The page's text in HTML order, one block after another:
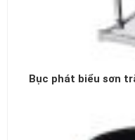
Bục phát biểu sơn